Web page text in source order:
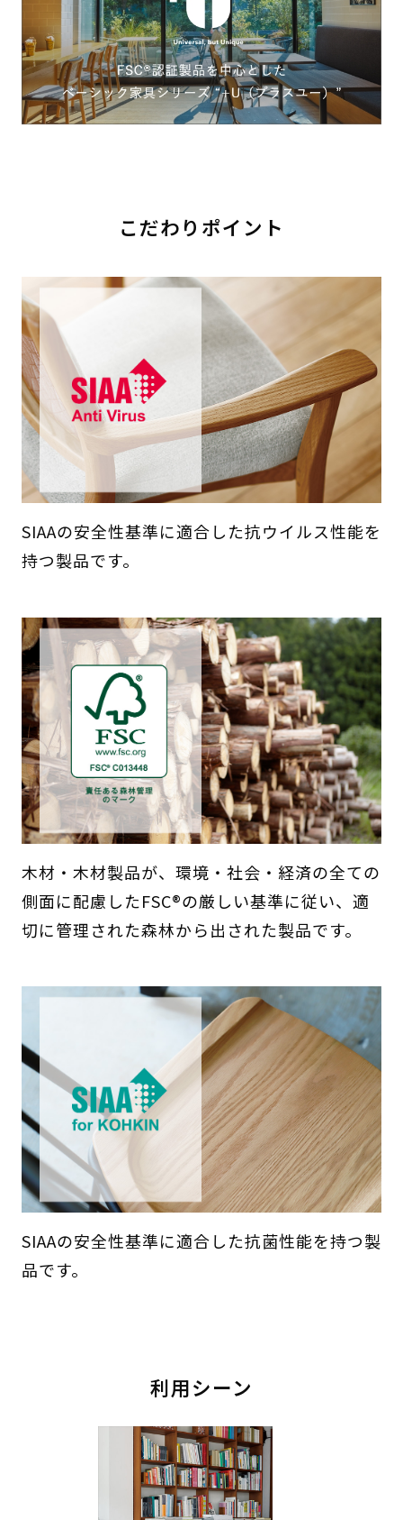
こだわりポイント
SIAAの安全性基準に適合した抗ウイルス性能を
持つ製品です。
木材・木材製品が、環境・社会・経済の全ての
側面に配慮したFSC®の厳しい基準に従い、適
切に管理された森林から出された製品です。
SIAAの安全性基準に適合した抗菌性能を持つ製
品です。
利用シーン